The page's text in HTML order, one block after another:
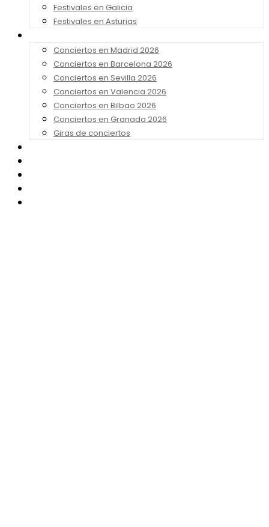
Festivales en Galicia
Festivales en Asturias
Conciertos en Madrid 2026
Conciertos en Barcelona 2026
Conciertos en Sevilla 2026
Conciertos en Valencia 2026
Conciertos en Bilbao 2026
Conciertos en Granada 2026
Giras de conciertos